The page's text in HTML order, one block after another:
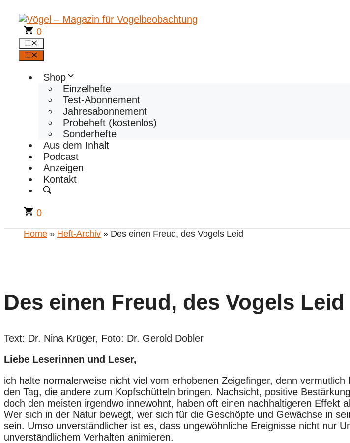
Inhalt
springen
0
Menü
Menü
Shop
Einzelhefte
Test-Abonnement
Jahresabonnement
Probeheft (kostenlos)
Sonderhefte
Aus dem Inhalt
Podcast
Anzeigen
Kontakt
0
Home » Heft-Archiv » Des einen Freud, des Vogels Leid
Des einen Freud, des Vogels Leid
Text: Dr. Nina Krüger, Foto: Dr. Gerold Dobler
Liebe Leserinnen und Leser,
ich halte normalerweise nicht viel vom erhobenen Zeigefinger, denn
den Tag, die andere zum Kopfschütteln bringen. Nachsicht, positive
doch den meisten irgendwo innewohnt, haben oft einen nachhaltigeren Effekt
Wer sich in der Natur bewegt, wer sich für die Geschöpfe und Gewächse in
sein. Umso unverständlicher ist es, dass ungewöhnliche Ereignisse nicht nur
unverständlichem Verhalten animieren.